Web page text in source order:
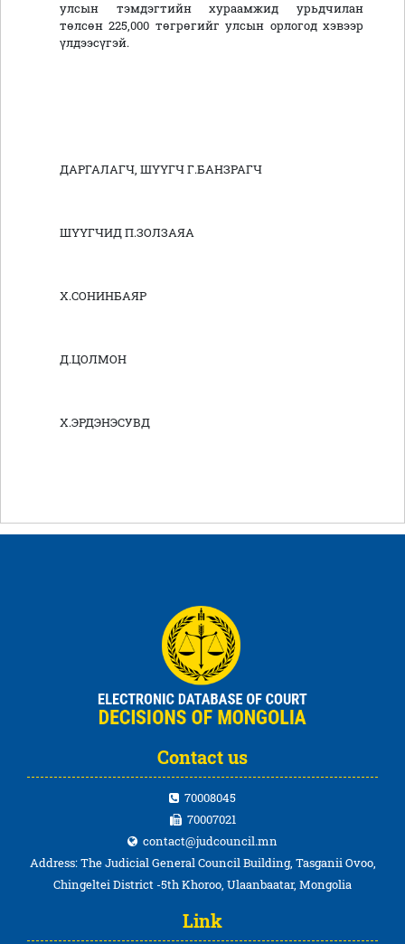
улсын тэмдэгтийн хураамжид урьдчилан
төлсөн 225,000 төгрөгийг улсын орлогод хэвээр
үлдээсүгэй.
ДАРГАЛАГЧ, ШҮҮГЧ Г.БАНЗРАГЧ
ШҮҮГЧИД П.ЗОЛЗАЯА
Х.СОНИНБАЯР
Д.ЦОЛМОН
Х.ЭРДЭНЭСУВД
Contact us
70008045
70007021
contact@judcouncil.mn
Address: The Judicial General Council Building, Tasganii Ovoo,
Chingeltei District -5th Khoroo, Ulaanbaatar, Mongolia
Link